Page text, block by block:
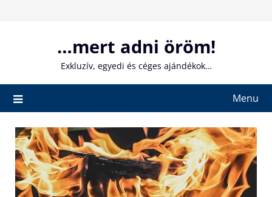
…mert adni öröm!
Exkluzív, egyedi és céges ajándékok…
Menu